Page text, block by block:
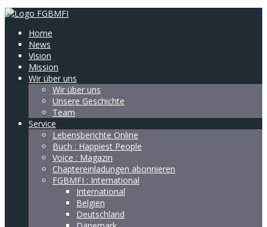
Home
News
Vision
Mission
Wir über uns
Wir über uns
Unsere Geschichte
Team
Service
Lebensberichte Online
Buch : Happiest People
Voice : Magazin
Chaptereinladungen abonnieren
FGBMFI : International
International
Belgien
Deutschland